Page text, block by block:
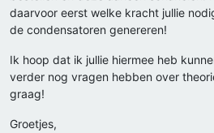
daarvoor eerst welke kracht jullie
de condensatoren genereren!
Ik hoop dat ik jullie hiermee heb
verder nog vragen hebben over
graag!
Groetjes,